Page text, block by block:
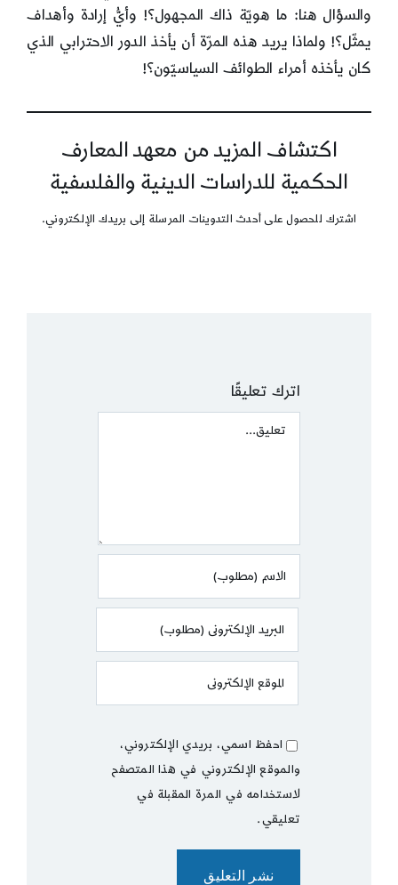
والسؤال هنا: ما هويّة ذاك المجهول؟! وأيُّ إرادة وأهداف
يمثّل؟! ولماذا يريد هذه المرّة أن يأخذ الدور الاحترابي الذي
كان يأخذه أمراء الطوائف السياسيّون؟!
اكتشاف المزيد من معهد المعارف
الحكمية للدراسات الدينية والفلسفية
اشترك للحصول على أحدث التدوينات المرسلة إلى بريدك الإلكتروني.
اترك تعليقًا
Comment
احفظ اسمي، بريدي الإلكتروني،
والموقع الإلكتروني في هذا المتصفح
لاستخدامه في المرة المقبلة في
تعليقي.